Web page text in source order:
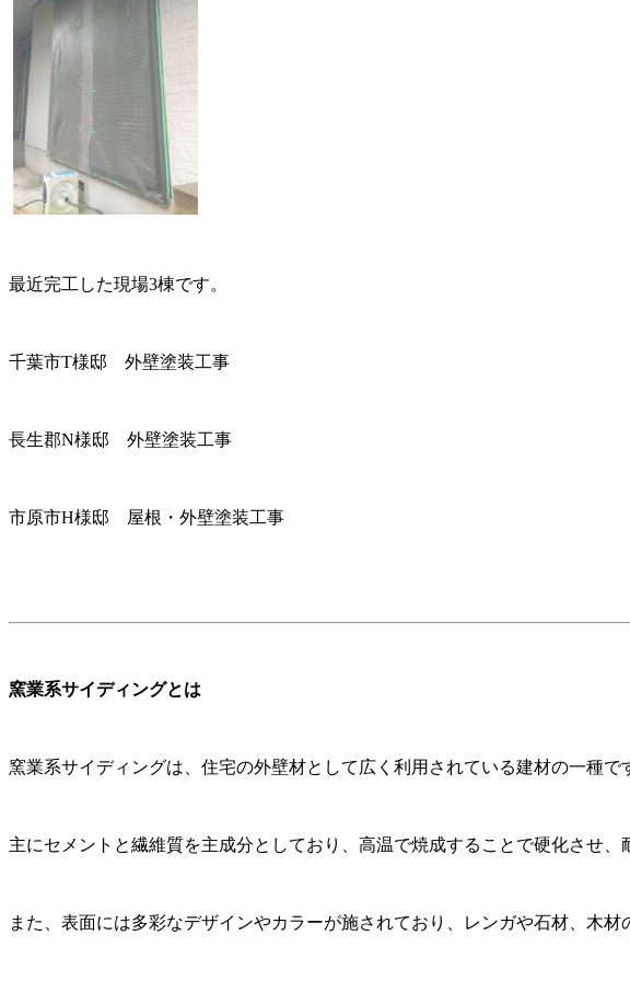
最近完工した現場3棟です。
千葉市T様邸 外壁塗装工事
長生郡N様邸 外壁塗装工事
市原市H様邸 屋根・外壁塗装工事
窯業系サイディングとは
窯業系サイディングは、住宅の外壁材として広く利用されている建材の一種で
主にセメントと繊維質を主成分としており、高温で焼成することで硬化させ、
また、表面には多彩なデザインやカラーが施されており、レンガや石材、木材